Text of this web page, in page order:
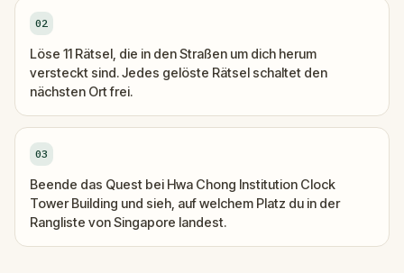
02
Löse 11 Rätsel, die in den Straßen um dich herum
versteckt sind. Jedes gelöste Rätsel schaltet den
nächsten Ort frei.
03
Beende das Quest bei Hwa Chong Institution Clock
Tower Building und sieh, auf welchem Platz du in der
Rangliste von Singapore landest.